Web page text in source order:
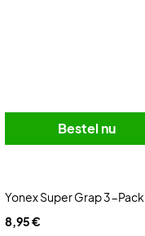
Bestel nu
Yonex Super Grap 3-Pack
8,95 €